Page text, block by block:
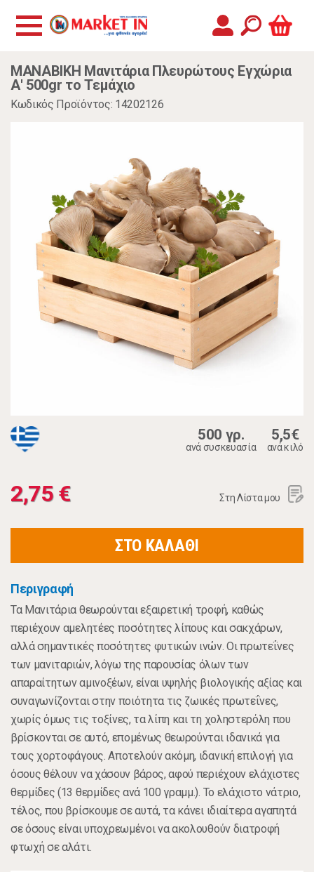
MANABIKH Μανιτάρια Πλευρώτους Εγχώρια
Α' 500gr το Τεμάχιο
Κωδικός Προϊόντος: 14202126
500 γρ.
ανά συσκευασία
5,5€
ανά κιλό
2,75 € Στη Λίστα μου
ΣΤΟ ΚΑΛΑΘΙ
Περιγραφή
Τα Μανιτάρια θεωρούνται εξαιρετική τροφή, καθώς
περιέχουν αμελητέες ποσότητες λίπους και σακχάρων,
αλλά σημαντικές ποσότητες φυτικών ινών. Οι πρωτεΐνες
των μανιταριών, λόγω της παρουσίας όλων των
απαραίτητων αμινοξέων, είναι υψηλής βιολογικής αξίας και
συναγωνίζονται στην ποιότητα τις ζωικές πρωτεΐνες,
χωρίς όμως τις τοξίνες, τα λίπη και τη χοληστερόλη που
βρίσκονται σε αυτό, επομένως θεωρούνται ιδανικά για
τους χορτοφάγους. Αποτελούν ακόμη, ιδανική επιλογή για
όσους θέλουν να χάσουν βάρος, αφού περιέχουν ελάχιστες
θερμίδες (13 θερμίδες ανά 100 γραμμ.). Το ελάχιστο νάτριο,
τέλος, που βρίσκουμε σε αυτά, τα κάνει ιδιαίτερα αγαπητά
σε όσους είναι υποχρεωμένοι να ακολουθούν διατροφή
φτωχή σε αλάτι.